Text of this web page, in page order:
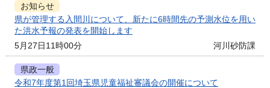
お知らせ
県が管理する入間川について、新たに6時間先の予測水位を用い
た洪水予報の発表を開始します
5月27日11時00分
河川砂防課
県政一般
令和7年度第1回埼玉県児童福祉審議会の開催について